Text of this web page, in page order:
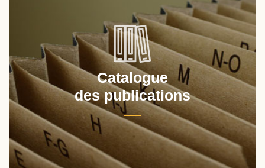
Catalogue
des publications